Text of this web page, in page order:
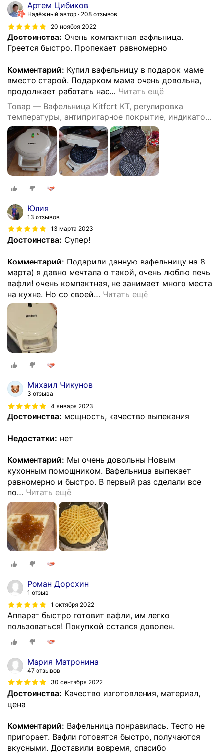
Артем Цибиков
Надёжный автор
208 отзывов
20 ноября 2022
Достоинства: Очень компактная вафльница.
Греется быстро. Пропекает равномерно
Комментарий: Купил вафельницу в подарок маме
вместо старой. Подарком мама очень довольна,
продолжает работать нас… Читать ещё
Товар — Вафельница Kitfort КТ, регулировка
температуры, антипригарное покрытие, индикатор
работы, 1000Вт, белый
Юлия
13 отзывов
13 марта 2023
Достоинства: Супер!
Комментарий: Подарили данную вафельницу на 8
марта) я давно мечтала о такой, очень люблю печь
вафли! очень компактная, не занимает много места
на кухне. Но со своей… Читать ещё
Михаил Чикунов
3 отзыва
4 января 2023
Достоинства: мощность, качество выпекания
Недостатки: нет
Комментарий: Мы очень довольны Новым
кухонным помощником. Вафельница выпекает
равномерно и быстро. В первый раз сделали все
по… Читать ещё
Роман Дорохин
1 отзыв
1 октября 2022
Аппарат быстро готовит вафли, им легко
пользоваться! Покупкой остался доволен.
Мария Матронина
47 отзывов
30 сентября 2022
Достоинства: Качество изготовления, материал,
цена
Комментарий: Вафельница понравилась. Тесто не
пригорает. Вафли готовятся быстро, получаются
вкусными. Доставили вовремя, спасибо